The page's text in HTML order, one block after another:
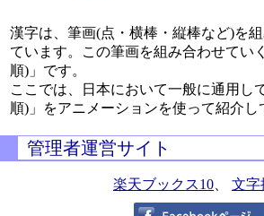
漢字は、筆画(点・横棒・縦棒など)を
ています。この筆画を組み合わせてい
順)」です。
ここでは、日本において一般に通用し
順)」をアニメーションを使って紹介し
管理者運営サイト
楽天ブックス10 文字